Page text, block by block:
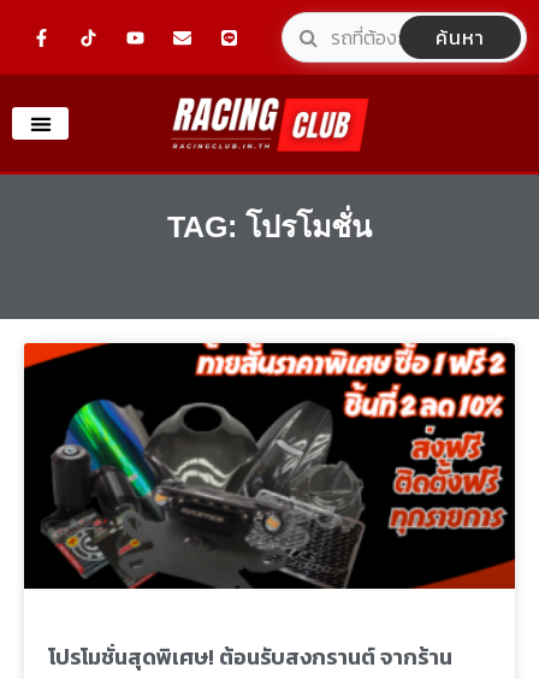
F
a
e
o
o
-
o
t
n
e
l
o
p
e
L
i
e
ค้นหา
TAG: โปรโมชั่น
โปรโมชั่นสุดพิเศษ! ต้อนรับสงกรานต์ จากร้าน